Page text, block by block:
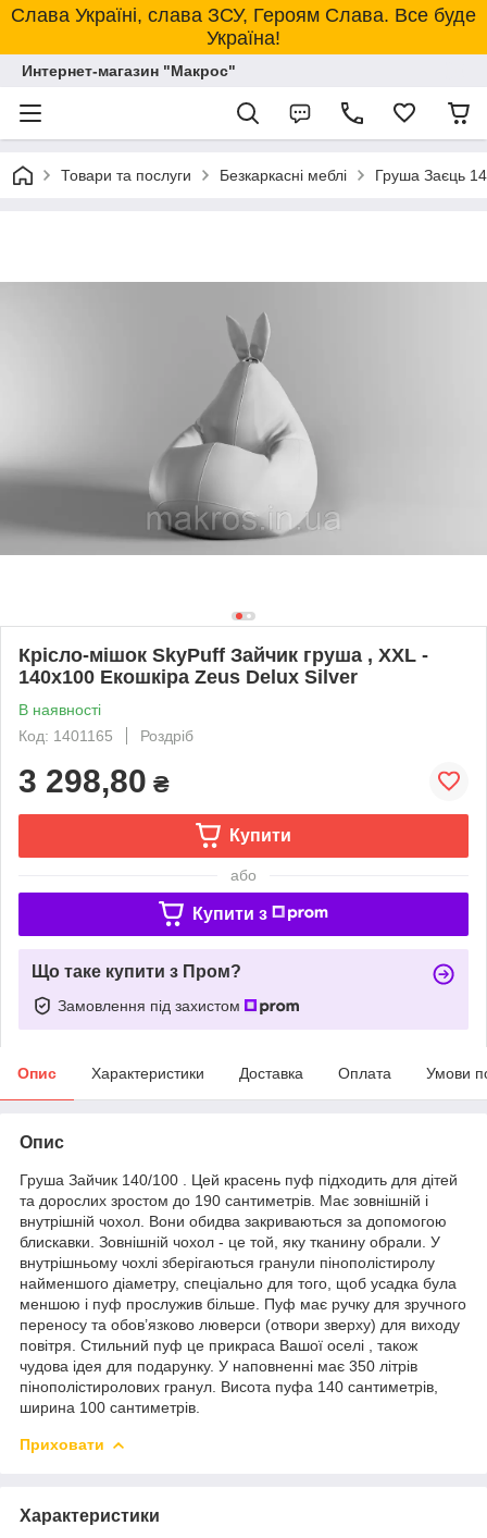
Слава Україні, слава ЗСУ, Героям Слава. Все буде
Україна!
Интернет-магазин "Макрос"
Товари та послуги Безкаркасні меблі Груша Заєць
Крісло-мішок SkyPuff Зайчик груша , XXL -
140х100 Екошкіра Zeus Delux Silver
В наявності
Код: 1401165
Роздріб
3 298,80 ₴
Купити
або
Купити з
Що таке купити з Пром?
Замовлення під захистом
Опис Характеристики Доставка Оплата Умови
Опис
Груша Зайчик 140/100 . Цей красень пуф підходить для дітей
та дорослих зростом до 190 сантиметрів. Має зовнішній і
внутрішній чохол. Вони обидва закриваються за допомогою
блискавки. Зовнішній чохол - це той, яку тканину обрали. У
внутрішньому чохлі зберігаються гранули пінополістиролу
найменшого діаметру, спеціально для того, щоб усадка була
меншою і пуф прослужив більше. Пуф має ручку для зручного
переносу та обов’язково люверси (отвори зверху) для виходу
повітря. Стильний пуф це прикраса Вашої оселі , також
чудова ідея для подарунку. У наповненні має 350 літрів
пінополістиролових гранул. Висота пуфа 140 сантиметрів,
ширина 100 сантиметрів.
Приховати
Характеристики